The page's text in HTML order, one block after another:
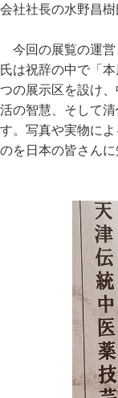
会社社長の水野昌樹
今回の展覧の運
氏は祝辞の中で「
つの展示区を設け
活の智慧、そして
す。写真や実物に
のを日本の皆さん